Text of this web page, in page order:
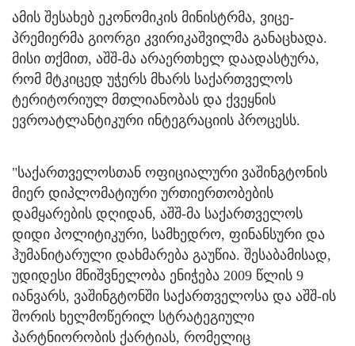
ამის შესახებ ეკონომიკის მინისტრმა, ვიცე-
პრემიერმა გიორგი კვირიკაშვილმა განაცხადა.
მისი თქმით, აშშ-მა არაერთხელ დაადასტურა,
რომ მტკიცედ უჭერს მხარს საქართველოს
ტერიტორიულ მთლიანობას და ქვეყნის
ევროატლანტიკური ინტეგრაციის პროცესს.
"საქართველოსთან ოფიციალური ვაშინგტონის
მიერ დიპლომატიური ურთიერთობების
დამყარების დღიდან, აშშ-მა საქართველოს
დიდი პოლიტიკური, სამხედრო, ფინანსური და
ჰუმანიტარული დახმარება გაუწია. შესაბამისად,
უდიდესი მნიშვნელობა ენიჭება 2009 წლის 9
იანვარს, ვაშინგტონში საქართველოსა და აშშ-ის
შორის ხელმოწერილ სტრატეგიული
პარტნიორობის ქარტიას, რომელიც